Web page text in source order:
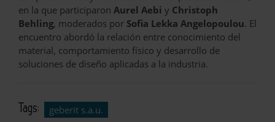
en la que participaron Aurel Aebi y Christoph
Behling, moderados por Sofia Lekka Angelopoulou. El
encuentro abordó la relación entre conocimiento del
material, comportamiento físico y desarrollo de
soluciones de diseño aplicadas a la industria.
Tags: geberit s.a.u.